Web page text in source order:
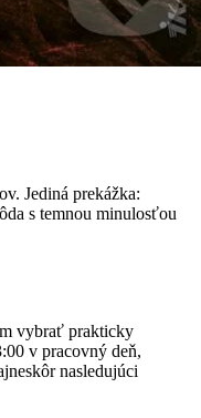
Jediná prekážka:
s temnou minulosťou
vybrať prakticky
v pracovný deň,
nasledujúci